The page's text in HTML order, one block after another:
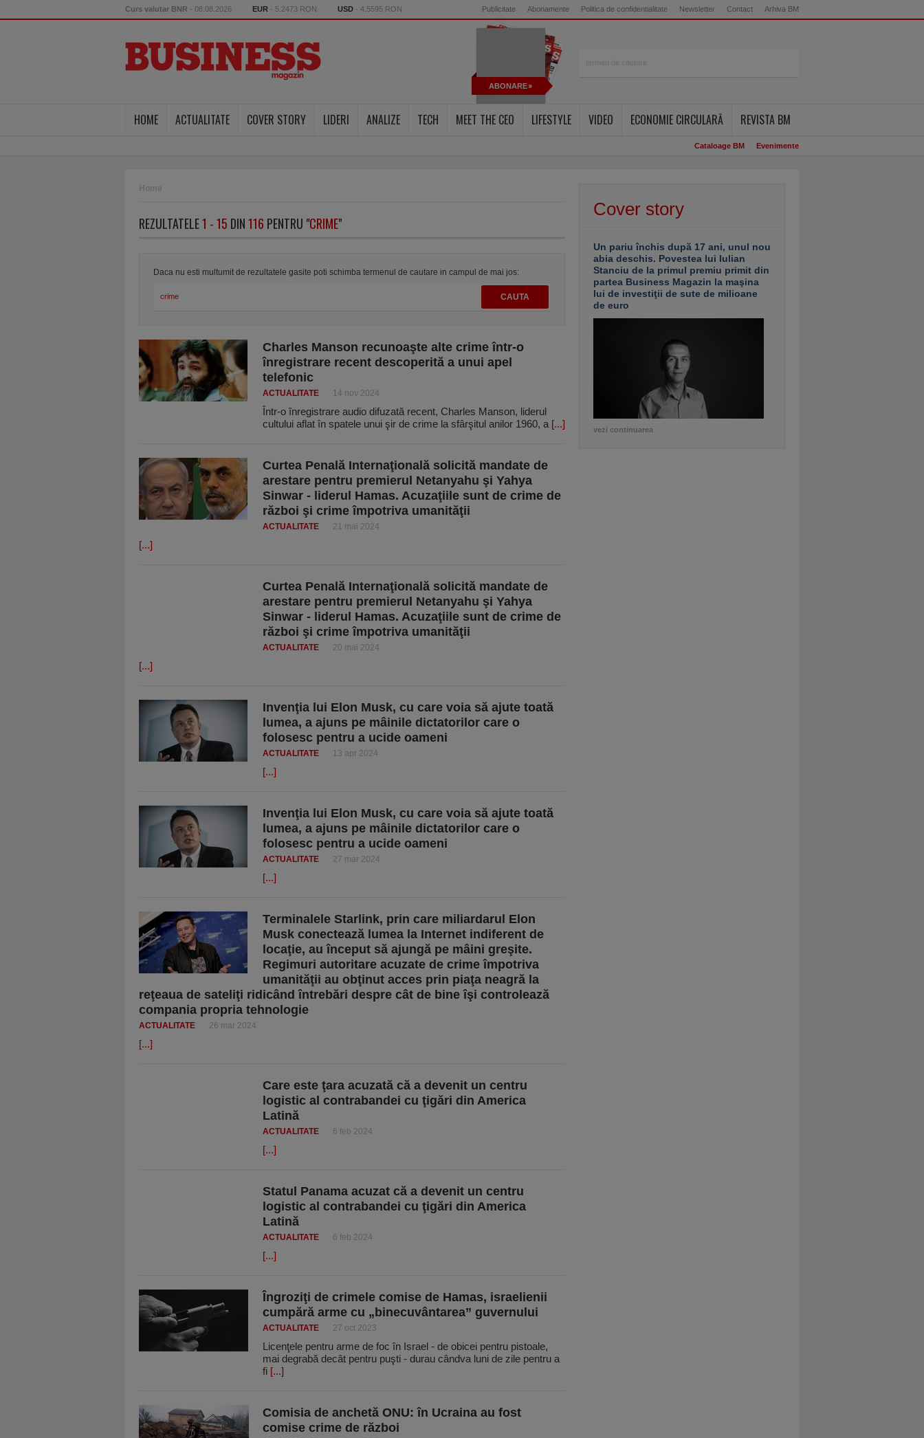
Curs valutar BNR - 08.08.2026 EUR - 5.2473 RON USD - 4.5595 RON Publicitate Abonamente Politica de confidentialitate Newsletter Contact Arhiva BM
ABONARE
HOME ACTUALITATE COVER STORY LIDERI ANALIZE TECH MEET THE CEO LIFESTYLE VIDEO ECONOMIE CIRCULARĂ REVISTA BM
Cataloage BM Evenimente
Home
REZULTATELE1 - 15 DIN116 PENTRU "CRIME"
Daca nu esti multumit de rezultatele gasite poti schimba termenul de cautare in campul de mai jos:
Charles Manson recunoaşte alte crime într-o
înregistrare recent descoperită a unui apel
telefonic
ACTUALITATE 14 nov 2024
Într-o înregistrare audio difuzată recent, Charles Manson, liderul
cultului aflat în spatele unui şir de crime la sfârşitul anilor 1960, a [...]
Curtea Penală Internaţională solicită mandate de
arestare pentru premierul Netanyahu şi Yahya
Sinwar - liderul Hamas. Acuzaţiile sunt de crime de
război şi crime împotriva umanităţii
ACTUALITATE 21 mai 2024
[...]
Curtea Penală Internaţională solicită mandate de
arestare pentru premierul Netanyahu şi Yahya
Sinwar - liderul Hamas. Acuzaţiile sunt de crime de
război şi crime împotriva umanităţii
ACTUALITATE 20 mai 2024
[...]
Invenţia lui Elon Musk, cu care voia să ajute toată
lumea, a ajuns pe mâinile dictatorilor care o
folosesc pentru a ucide oameni
ACTUALITATE 13 apr 2024
[...]
Invenţia lui Elon Musk, cu care voia să ajute toată
lumea, a ajuns pe mâinile dictatorilor care o
folosesc pentru a ucide oameni
ACTUALITATE 27 mar 2024
[...]
Terminalele Starlink, prin care miliardarul Elon
Musk conectează lumea la Internet indiferent de
locaţie, au început să ajungă pe mâini greşite.
Regimuri autoritare acuzate de crime împotriva
umanităţii au obţinut acces prin piaţa neagră la
reţeaua de sateliţi ridicând întrebări despre cât de bine îşi controlează
compania propria tehnologie
ACTUALITATE 26 mar 2024
[...]
Care este ţara acuzată că a devenit un centru
logistic al contrabandei cu ţigări din America
Latină
ACTUALITATE 6 feb 2024
[...]
Statul Panama acuzat că a devenit un centru
logistic al contrabandei cu ţigări din America
Latină
ACTUALITATE 6 feb 2024
[...]
Îngroziţi de crimele comise de Hamas, israelienii
cumpără arme cu „binecuvântarea” guvernului
ACTUALITATE 27 oct 2023
Licenţele pentru arme de foc în Israel - de obicei pentru pistoale,
mai degrabă decât pentru puşti - durau cândva luni de zile pentru a
fi [...]
Comisia de anchetă ONU: în Ucraina au fost
comise crime de război
Cover story
Un pariu închis după 17 ani, unul nou
abia deschis. Povestea lui Iulian
Stanciu de la primul premiu primit din
partea Business Magazin la maşina
lui de investiţii de sute de milioane
de euro
vezi continuarea